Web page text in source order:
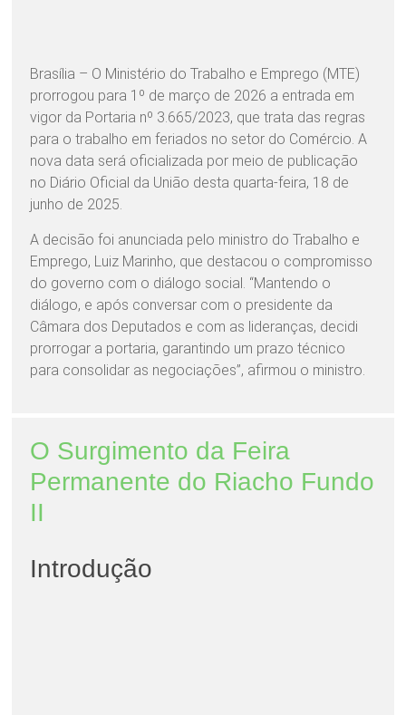
Brasília – O Ministério do Trabalho e Emprego (MTE)
prorrogou para 1º de março de 2026 a entrada em
vigor da Portaria nº 3.665/2023, que trata das regras
para o trabalho em feriados no setor do Comércio. A
nova data será oficializada por meio de publicação
no Diário Oficial da União desta quarta-feira, 18 de
junho de 2025.
A decisão foi anunciada pelo ministro do Trabalho e
Emprego, Luiz Marinho, que destacou o compromisso
do governo com o diálogo social. “Mantendo o
diálogo, e após conversar com o presidente da
Câmara dos Deputados e com as lideranças, decidi
prorrogar a portaria, garantindo um prazo técnico
para consolidar as negociações”, afirmou o ministro.
O Surgimento da Feira
Permanente do Riacho Fundo
II
Introdução